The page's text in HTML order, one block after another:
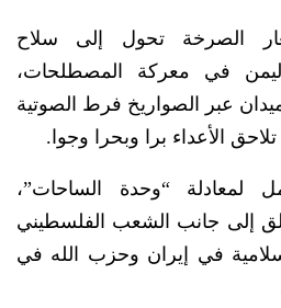
الصرخة تحول إلى سلاح
في معركة المصطلحات،
عبر الصواريخ فرط الصوتية
الأعداء برا وبحرا وجوا.
لمعادلة “وحدة الساحات”،
إلى جانب الشعب الفلسطيني
في إيران وحزب الله في